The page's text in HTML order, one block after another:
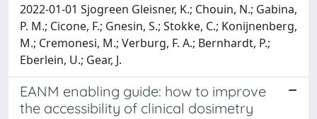
2022-01-01 Sjogreen Gleisner, K.; Chouin, N.; Gabina,
P. M.; Cicone, F.; Gnesin, S.; Stokke, C.; Konijnenberg,
M.; Cremonesi, M.; Verburg, F. A.; Bernhardt, P.;
Eberlein, U.; Gear, J.
EANM enabling guide: how to improve
the accessibility of clinical dosimetry